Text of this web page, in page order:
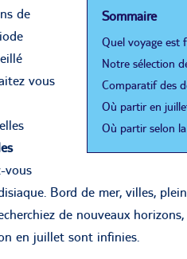
Sommaire
Quel voyage est
Notre sélection
Comparatif des
Où partir en
Où partir selon
de
vous
vous
Bord de mer, villes,
de nouveaux
en juillet sont infinies.